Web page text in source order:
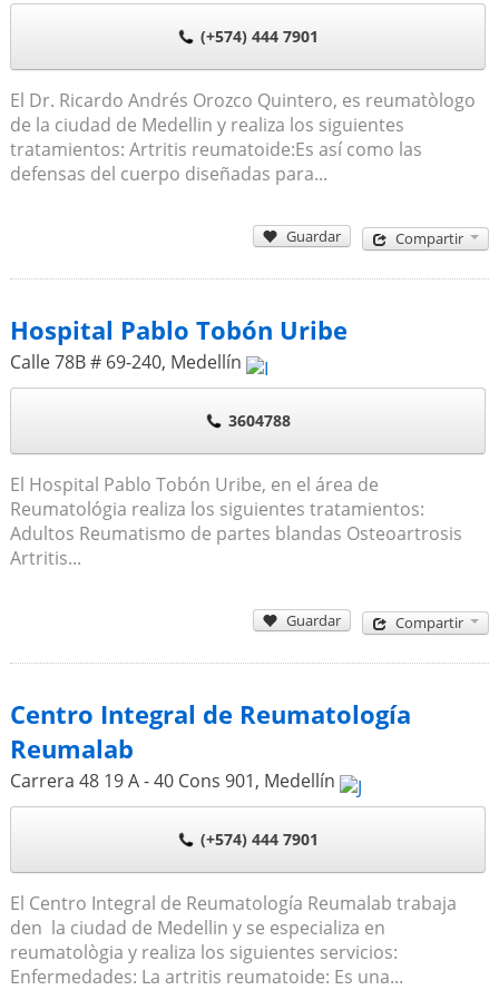
(+574) 444 7901
El Dr. Ricardo Andrés Orozco Quintero, es reumatòlogo
de la ciudad de Medellin y realiza los siguientes
tratamientos: Artritis reumatoide:Es así como las
defensas del cuerpo diseñadas para...
Guardar Compartir
Hospital Pablo Tobón Uribe
Calle 78B # 69-240, Medellín
3604788
El Hospital Pablo Tobón Uribe, en el área de
Reumatológia realiza los siguientes tratamientos:
Adultos Reumatismo de partes blandas Osteoartrosis
Artritis...
Guardar Compartir
Centro Integral de Reumatología
Reumalab
Carrera 48 19 A - 40 Cons 901, Medellín
(+574) 444 7901
El Centro Integral de Reumatología Reumalab trabaja
den la ciudad de Medellin y se especializa en
reumatològia y realiza los siguientes servicios:
Enfermedades: La artritis reumatoide: Es una...